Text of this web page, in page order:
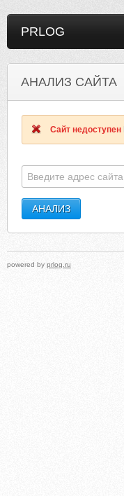
PRLOG
АНАЛИЗ САЙТА
Сайт недоступен
powered by prlog.ru